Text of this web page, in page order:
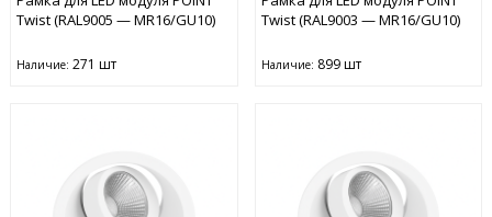
Twist (RAL9005 — MR16/GU10)
Наличие: 271 шт
Twist (RAL9003 — MR16/GU10)
Наличие: 899 шт